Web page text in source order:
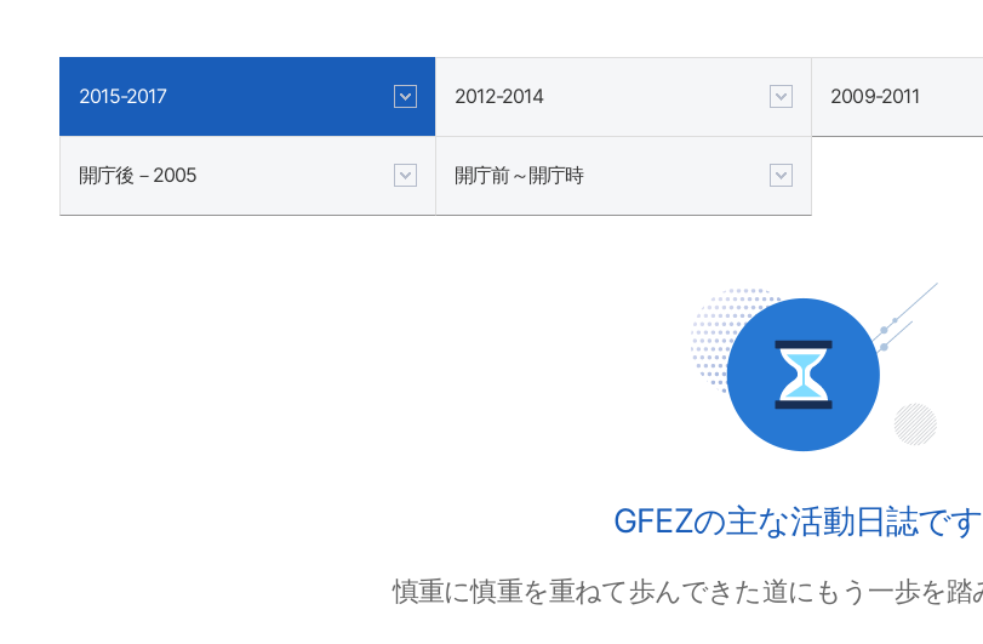
2015-2017 2012-2014 2009-2011
開庁後－2005 開庁前～開庁時
GFEZの主な活動日誌です
慎重に慎重を重ねて歩んできた道にもう一歩を踏